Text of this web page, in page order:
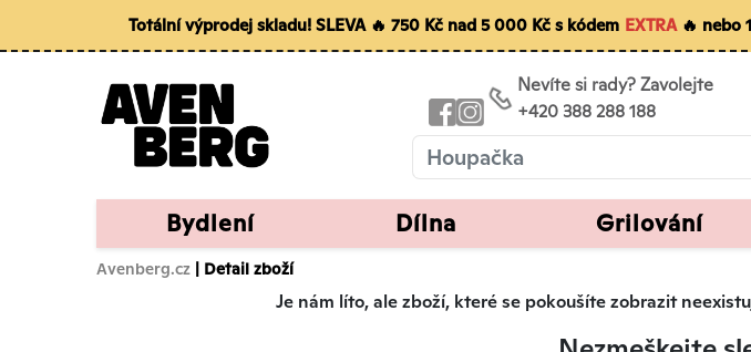
Totální výprodej skladu! SLEVA 🔥 750 Kč nad 5 000 Kč s kódem EXTRA🔥 nebo
Nevíte si rady? Zavolejte
+420 388 288 188
Bydlení Dílna Grilování
Avenberg.cz | Detail zboží
Je nám líto, ale zboží, které se pokoušíte zobrazit